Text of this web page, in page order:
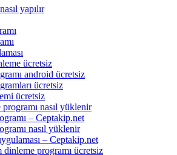
yapılır
ücretsiz
android ücretsiz
ücretsiz
ücretsiz
nasıl yüklenir
– Ceptakip.net
nasıl yüklenir
– Ceptakip.net
dinleme programı ücretsiz